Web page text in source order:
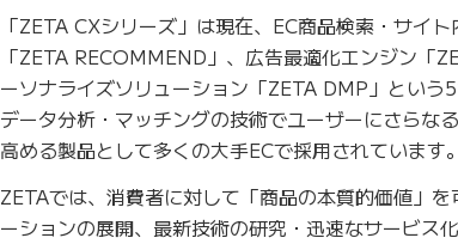
「ZETA CXシリーズ」は現在、EC商品検索・サイ
「ZETA RECOMMEND」、広告最適化エンジン「
ーソナライズソリューション「ZETA DMP」とい
データ分析・マッチングの技術でユーザーにさらな
高める製品として多くの大手ECで採用されています。
ZETAでは、消費者に対して「商品の本質的価値」
ーションの展開、最新技術の研究・迅速なサービス